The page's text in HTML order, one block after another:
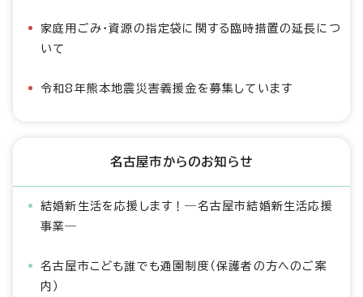
家庭用ごみ・資源の指定袋に関する臨時措置の延長につ
いて
令和8年熊本地震災害義援金を募集しています
名古屋市からのお知らせ
結婚新生活を応援します！―名古屋市結婚新生活応援
事業―
名古屋市こども誰でも通園制度（保護者の方へのご案
内）